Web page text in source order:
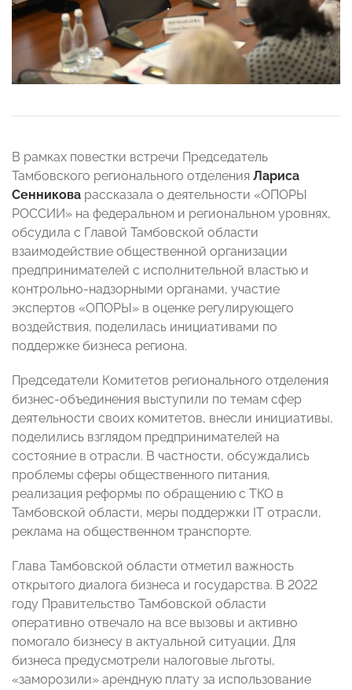
В рамках повестки встречи Председатель
Тамбовского регионального отделения Лариса
Сенникова рассказала о деятельности «ОПОРЫ
РОССИИ» на федеральном и региональном уровнях,
обсудила с Главой Тамбовской области
взаимодействие общественной организации
предпринимателей с исполнительной властью и
контрольно-надзорными органами, участие
экспертов «ОПОРЫ» в оценке регулирующего
воздействия, поделилась инициативами по
поддержке бизнеса региона.
Председатели Комитетов регионального отделения
бизнес-объединения выступили по темам сфер
деятельности своих комитетов, внесли инициативы,
поделились взглядом предпринимателей на
состояние в отрасли. В частности, обсуждались
проблемы сферы общественного питания,
реализация реформы по обращению с ТКО в
Тамбовской области, меры поддержки IT отрасли,
реклама на общественном транспорте.
Глава Тамбовской области отметил важность
открытого диалога бизнеса и государства. В 2022
году Правительство Тамбовской области
оперативно отвечало на все вызовы и активно
помогало бизнесу в актуальной ситуации. Для
бизнеса предусмотрели налоговые льготы,
«заморозили» арендную плату за использование